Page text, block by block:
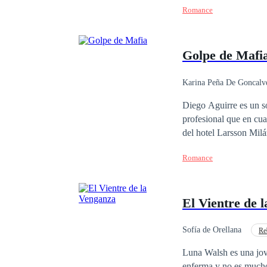
apuesto arquitecto y
Romance
Golpe de
Karina Peña De
Diego Aguirre es un
profesional que en
del hotel Larsson
millonaria, hermosa y
no todo lo que brilla
intensa historia
Romance
El Vientre de
Sofía de Orellana
Luna Walsh es una joven universitaria que trata